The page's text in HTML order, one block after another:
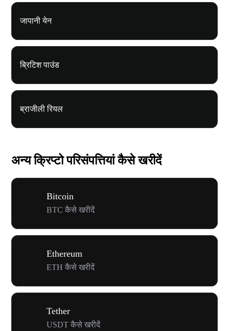
जापानी येन
ब्रिटिश पाउंड
ब्राजीली रियल
अन्य क्रिप्टो परिसंपत्तियां कैसे खरीदें
Bitcoin
BTC कैसे खरीदें
Ethereum
ETH कैसे खरीदें
Tether
USDT कैसे खरीदें